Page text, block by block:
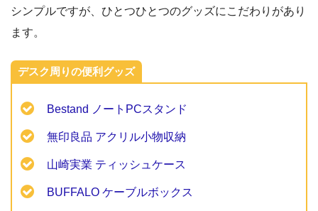
シンプルですが、ひとつひとつのグッズにこだわりがあり
ます。
デスク周りの便利グッズ
Bestand ノートPCスタンド
無印良品 アクリル小物収納
山崎実業 ティッシュケース
BUFFALO ケーブルボックス